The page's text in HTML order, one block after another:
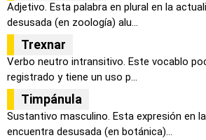
Adjetivo. Esta palabra en plural en la
desusada (en zoología) alu...
Trexnar
Verbo neutro intransitivo. Este vocablo
registrado y tiene un uso p...
Timpánula
Sustantivo masculino. Esta expresión en
encuentra desusada (en botánica)...